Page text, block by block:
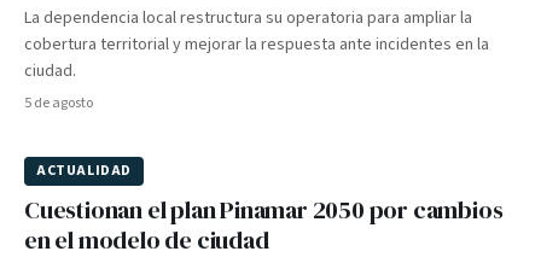
La dependencia local restructura su operatoria para ampliar la
cobertura territorial y mejorar la respuesta ante incidentes en la
ciudad.
5 de agosto
ACTUALIDAD
Cuestionan el plan Pinamar 2050 por cambios
en el modelo de ciudad